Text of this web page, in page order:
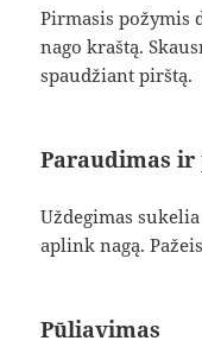
Pirmasis požymis
nago kraštą.
spaudžiant pirštą.
Paraudimas
Uždegimas
aplink nagą.
Pūliavimas